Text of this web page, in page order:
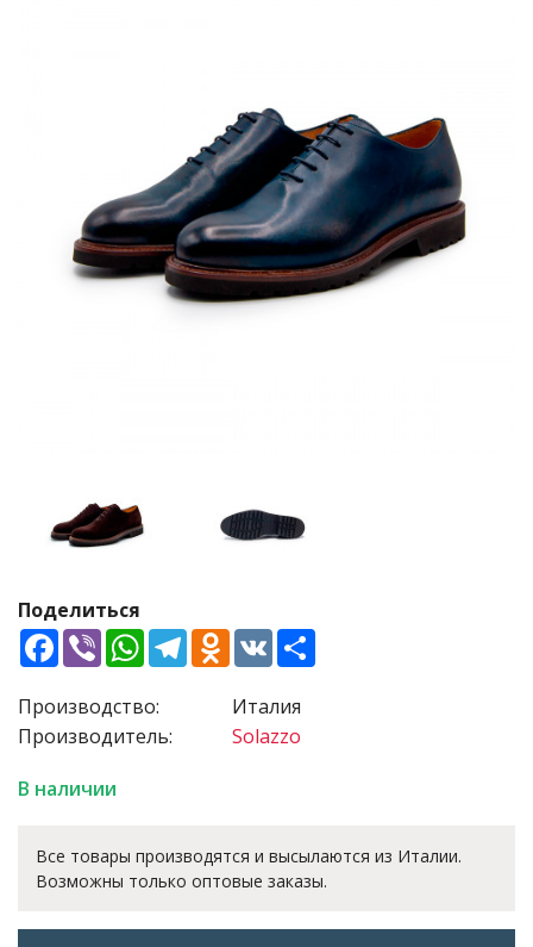
Поделиться
Facebook
ViberWhatsApp
TelegramOdnoklassniki
VK
Производство:
Производитель:
Италия
Solazzo
В наличии
Все товары производятся и высылаются из Италии.
Возможны только оптовые заказы.